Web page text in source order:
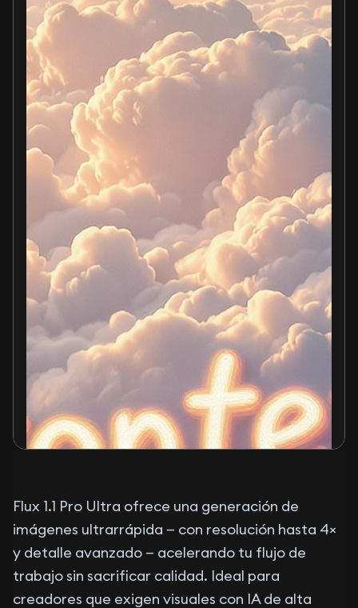
Flux 1.1 Pro Ultra ofrece una generación de
imágenes ultrarrápida — con resolución hasta 4×
y detalle avanzado — acelerando tu flujo de
trabajo sin sacrificar calidad. Ideal para
creadores que exigen visuales con IA de alta